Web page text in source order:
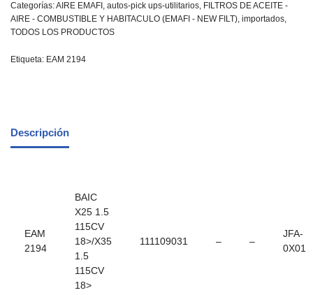
Categorías:AIRE EMAFI , autos-pick ups-utilitarios, FILTROS DE ACEITE -
AIRE - COMBUSTIBLE Y HABITACULO (EMAFI - NEW FILT), importados,
TODOS LOS PRODUCTOS
Etiqueta: EAM 2194
Descripción
EAM
2194
BAIC
X25 1.5
115CV
18>/X35
1.5
115CV
18>
111109031 – –
JFA-
0X01